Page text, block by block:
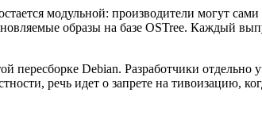
модульной: производители могут
образы на базе OSTree. Каждый
пересборке Debian. Разработчики
речь идет о запрете на тивоизацию,